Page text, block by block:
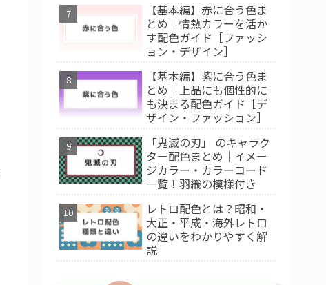
【基本編】赤に合う色ま
とめ｜情熱カラーを活か
す配色ガイド［ファッシ
ョン・デザイン］
【基本編】紫に合う色ま
とめ｜上品にも個性的に
も決まる配色ガイド［デ
ザイン・ファッション］
「鬼滅の刃」 のキャラク
ター配色まとめ｜イメー
ジカラー・カラーコード
一覧！羽織の模様付き
レトロ配色とは？昭和・
大正・平成・海外レトロ
の違いをわかりやすく解
説